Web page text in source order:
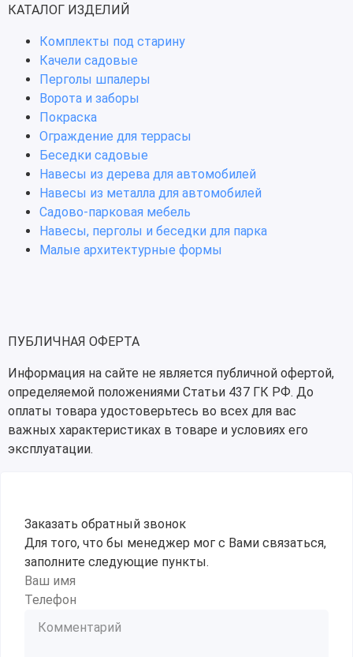
КАТАЛОГ ИЗДЕЛИЙ
Комплекты под старину
Качели садовые
Перголы шпалеры
Ворота и заборы
Покраска
Ограждение для террасы
Беседки садовые
Навесы из дерева для автомобилей
Навесы из металла для автомобилей
Садово-парковая мебель
Навесы, перголы и беседки для парка
Малые архитектурные формы
ПУБЛИЧНАЯ ОФЕРТА
Информация на сайте не является публичной офертой,
определяемой положениями Статьи 437 ГК РФ. До
оплаты товара удостоверьтесь во всех для вас
важных характеристиках в товаре и условиях его
эксплуатации.
Заказать обратный звонок
Для того, что бы менеджер мог с Вами связаться,
заполните следующие пункты.